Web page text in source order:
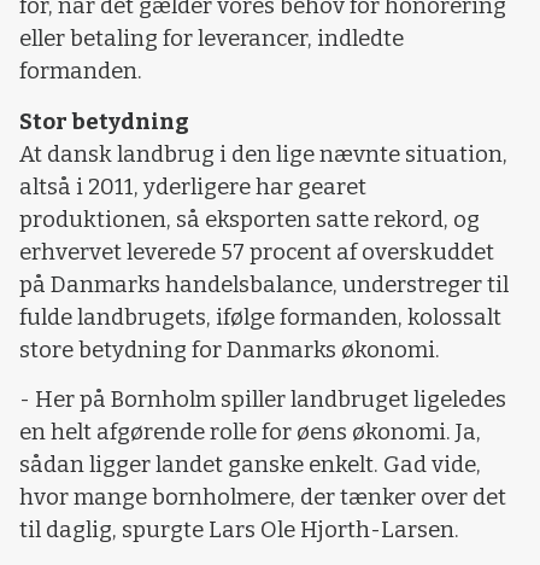
for, når det gælder vores behov for honorering
eller betaling for leverancer, indledte
formanden.
Stor betydning
At dansk landbrug i den lige nævnte situation,
altså i 2011, yderligere har gearet
produktionen, så eksporten satte rekord, og
erhvervet leverede 57 procent af overskuddet
på Danmarks handelsbalance, understreger til
fulde landbrugets, ifølge formanden, kolossalt
store betydning for Danmarks økonomi.
- Her på Bornholm spiller landbruget ligeledes
en helt afgørende rolle for øens økonomi. Ja,
sådan ligger landet ganske enkelt. Gad vide,
hvor mange bornholmere, der tænker over det
til daglig, spurgte Lars Ole Hjorth-Larsen.